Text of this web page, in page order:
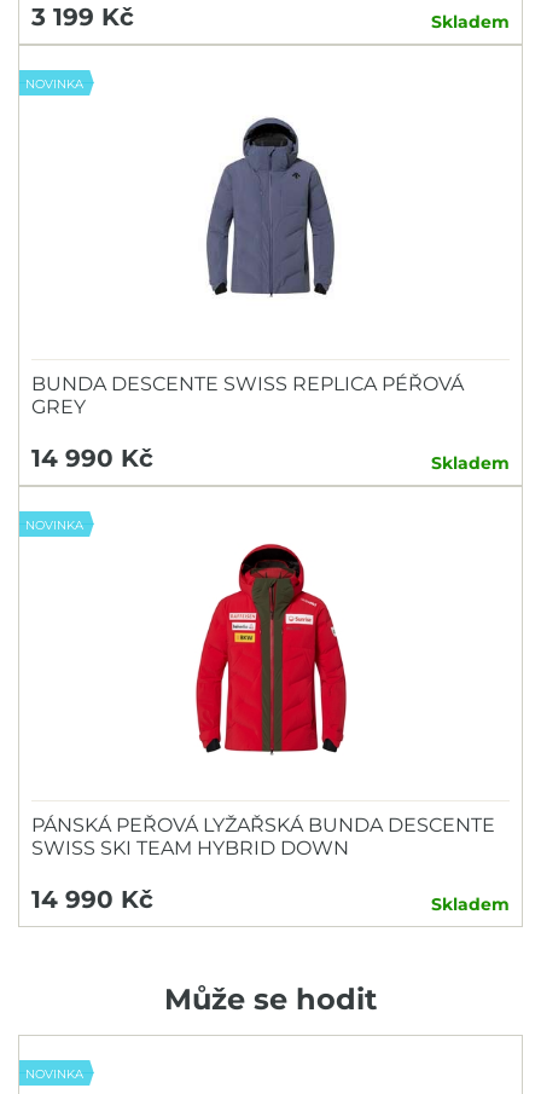
3 199 Kč Skladem
NOVINKA
BUNDA DESCENTE SWISS REPLICA PÉŘOVÁ
GREY
14 990 Kč Skladem
NOVINKA
PÁNSKÁ PEŘOVÁ LYŽAŘSKÁ BUNDA DESCENTE
SWISS SKI TEAM HYBRID DOWN
14 990 Kč Skladem
Může se hodit
NOVINKA